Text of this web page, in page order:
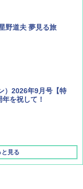
野道夫 夢見る旅
）2026年9月号【特
を祝して！
見る